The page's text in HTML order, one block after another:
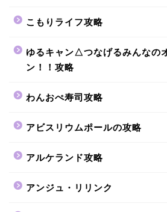
こもりライフ攻略
ゆるキャン△つなげるみんなの
ン！！攻略
わんおぺ寿司攻略
アビスリウムポールの攻略
アルケランド攻略
アンジュ・リリンク